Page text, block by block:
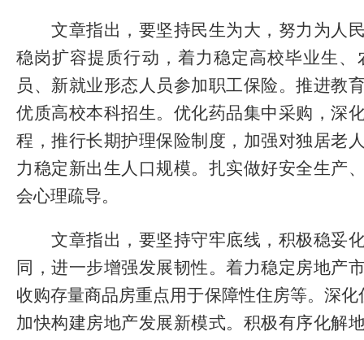
文章指出，要坚持民生为大，努力为人民
稳岗扩容提质行动，着力稳定高校毕业生
员、新就业形态人员参加职工保险。推进教
优质高校本科招生。优化药品集中采购，深
程，推行长期护理保险制度，加强对独居老
力稳定新出生人口规模。扎实做好安全生产
会心理疏导。
文章指出，要坚持守牢底线，积极稳妥化
同，进一步增强发展韧性。着力稳定房地产
收购存量商品房重点用于保障性住房等。深
加快构建房地产发展新模式。积极有序化解